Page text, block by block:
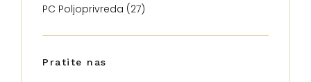
PC Poljoprivreda (27)
Pratite nas